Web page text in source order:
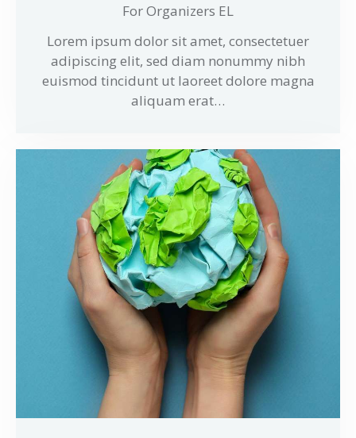
For Organizers EL
Lorem ipsum dolor sit amet, consectetuer
adipiscing elit, sed diam nonummy nibh
euismod tincidunt ut laoreet dolore magna
aliquam erat…